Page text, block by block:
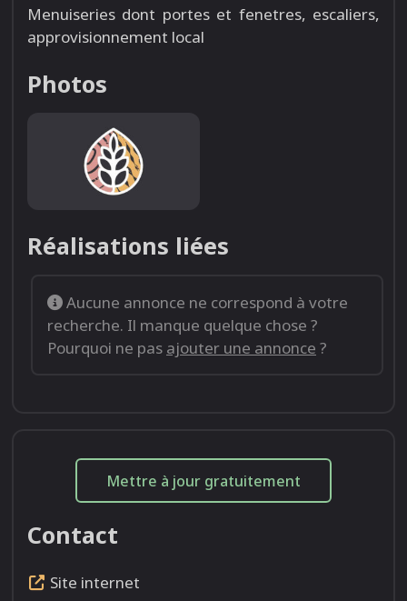
Menuiseries dont portes et fenetres, escaliers,
approvisionnement local
Photos
Réalisations liées
Aucune annonce ne correspond à votre
recherche. Il manque quelque chose ?
Pourquoi ne pas ajouter une annonce ?
Mettre à jour gratuitement
Contact
Site internet